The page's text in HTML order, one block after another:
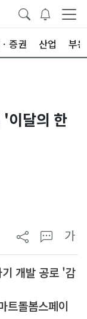
증권 산업 부
'이달의 한
가
개발 공로 '감
트돌봄스페이